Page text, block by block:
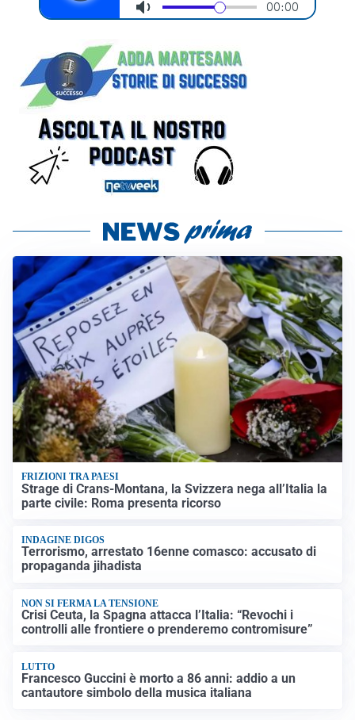
FRIZIONI TRA PAESI
Strage di Crans-Montana, la Svizzera nega all’Italia la
parte civile: Roma presenta ricorso
INDAGINE DIGOS
Terrorismo, arrestato 16enne comasco: accusato di
propaganda jihadista
NON SI FERMA LA TENSIONE
Crisi Ceuta, la Spagna attacca l’Italia: “Revochi i
controlli alle frontiere o prenderemo contromisure”
LUTTO
Francesco Guccini è morto a 86 anni: addio a un
cantautore simbolo della musica italiana